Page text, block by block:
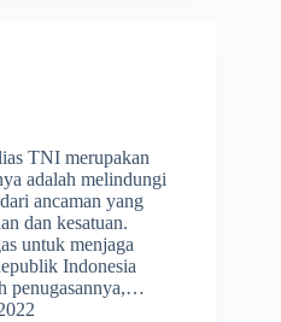
TNI merupakan
adalah melindungi
ancaman yang
dan kesatuan.
untuk menjaga
Indonesia
penugasannya,…